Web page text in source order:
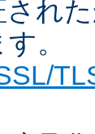
され
。